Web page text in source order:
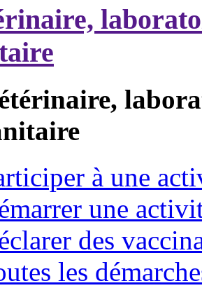
à une
une
des
les